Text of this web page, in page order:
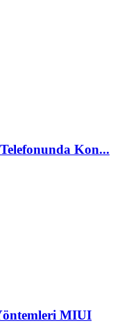
Kon...
MIUI